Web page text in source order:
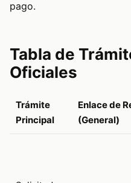
pago.
Tabla de
Oficiales
Trámite
Principal
Enlace de
(General)